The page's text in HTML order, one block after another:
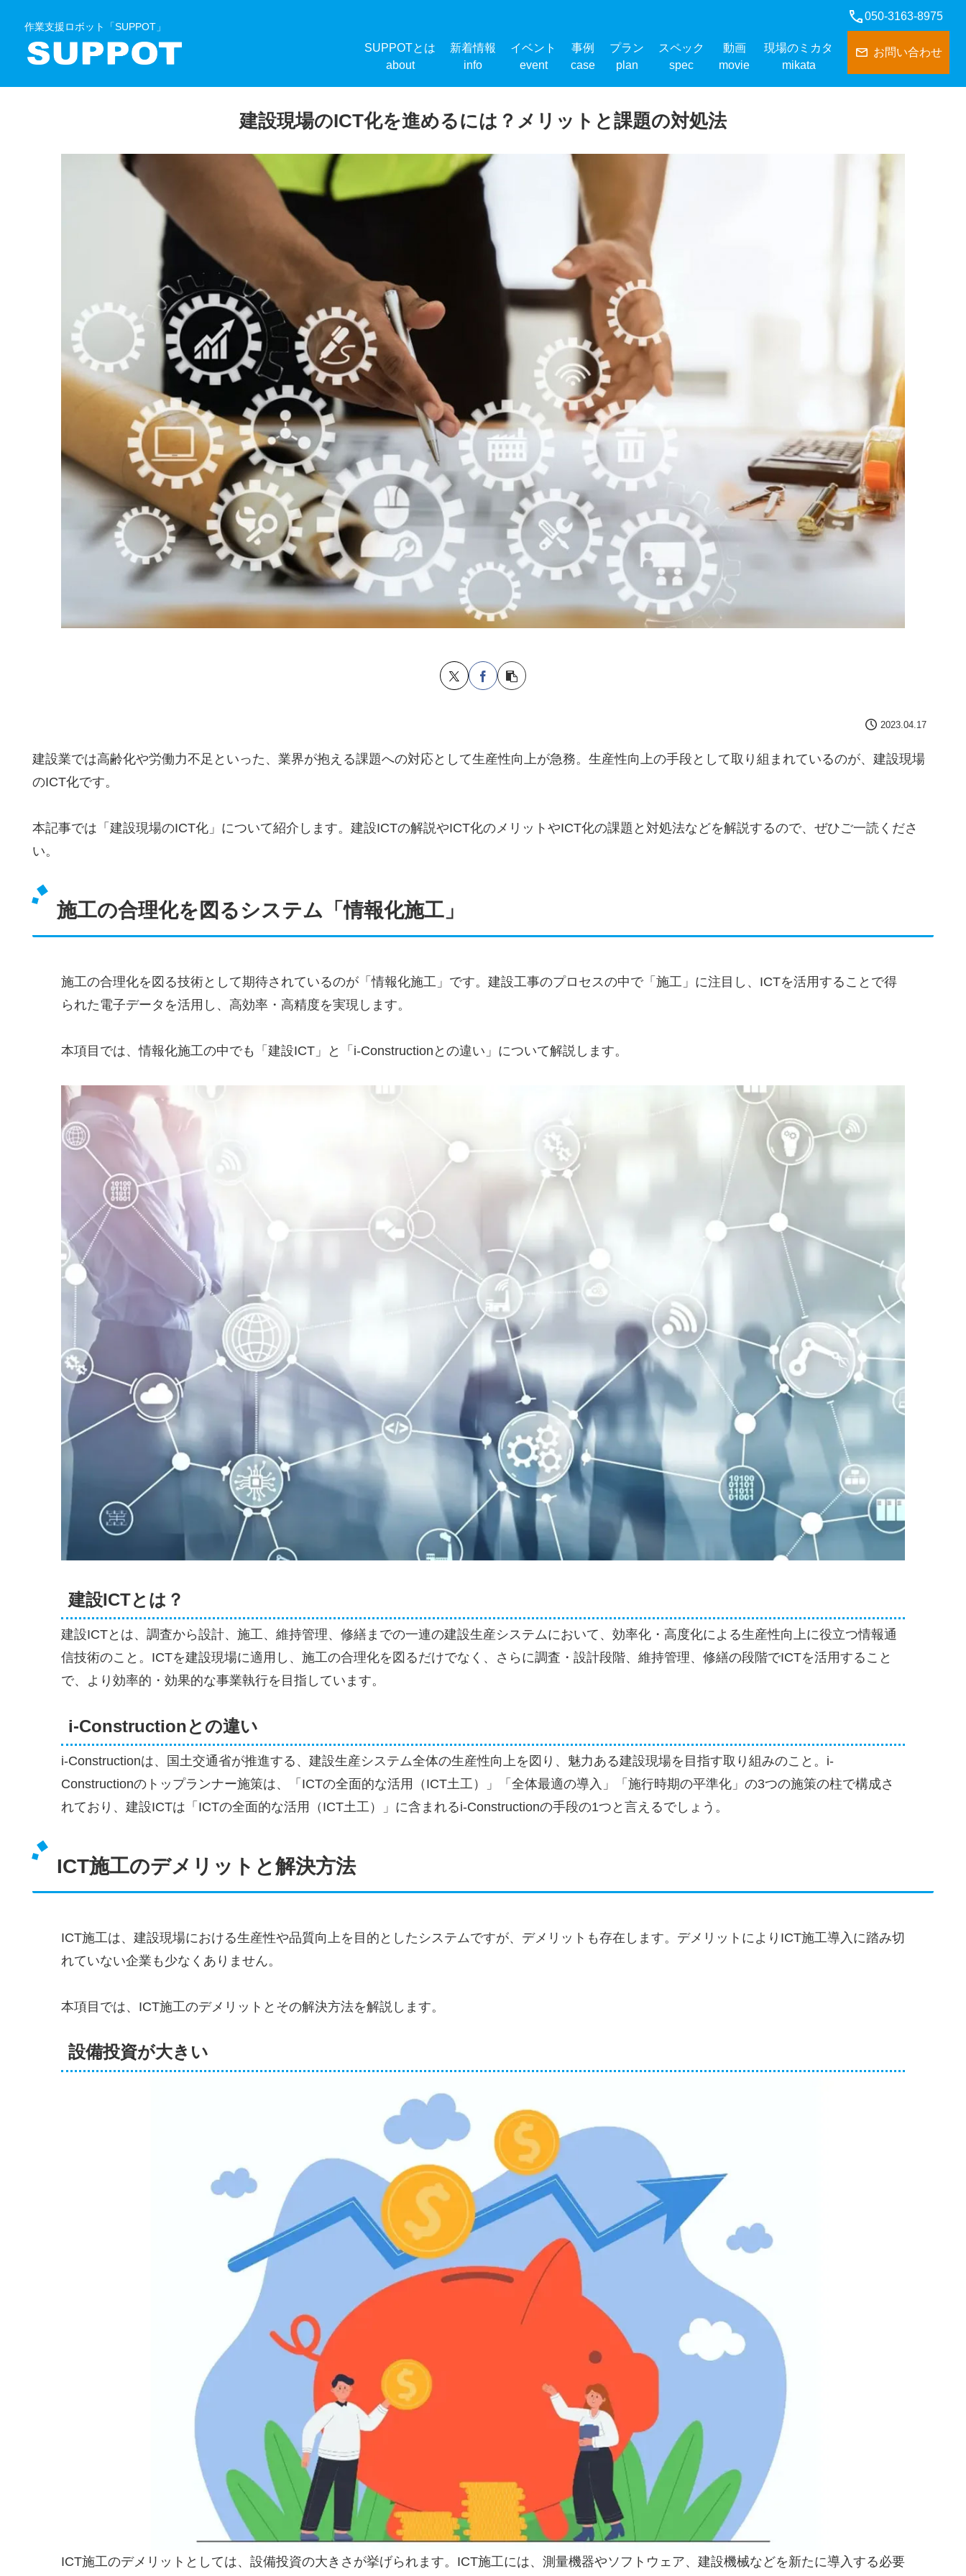
作業支援ロボット「SUPPOT」
SUPPOTとは
about
新着情報
info
イベント
event
事例
case
プラン
plan
スペック
spec
動画
movie
現場のミカタ
mikata
050-3163-8975
お問い合わせ
建設現場のICT化を進めるには？メリットと課題の対処法
2023.04.17
建設業では高齢化や労働力不足といった、業界が抱える課題への対応として生産性向上が急務。生産性向上の手段として取り組まれているのが、建設現場
のICT化です。
本記事では「建設現場のICT化」について紹介します。建設ICTの解説やICT化のメリットやICT化の課題と対処法などを解説するので、ぜひご一読くださ
い。
施工の合理化を図るシステム「情報化施工」
施工の合理化を図る技術として期待されているのが「情報化施工」です。建設工事のプロセスの中で「施工」に注目し、ICTを活用することで得
られた電子データを活用し、高効率・高精度を実現します。
本項目では、情報化施工の中でも「建設ICT」と「i-Constructionとの違い」について解説します。
建設ICTとは？
建設ICTとは、調査から設計、施工、維持管理、修繕までの一連の建設生産システムにおいて、効率化・高度化による生産性向上に役立つ情報通
信技術のこと。ICTを建設現場に適用し、施工の合理化を図るだけでなく、さらに調査・設計段階、維持管理、修繕の段階でICTを活用すること
で、より効率的・効果的な事業執行を目指しています。
i-Constructionとの違い
i-Constructionは、国土交通省が推進する、建設生産システム全体の生産性向上を図り、魅力ある建設現場を目指す取り組みのこと。i-
Constructionのトップランナー施策は、「ICTの全面的な活用（ICT土工）」「全体最適の導入」「施行時期の平準化」の3つの施策の柱で構成さ
れており、建設ICTは「ICTの全面的な活用（ICT土工）」に含まれるi-Constructionの手段の1つと言えるでしょう。
ICT施工のデメリットと解決方法
ICT施工は、建設現場における生産性や品質向上を目的としたシステムですが、デメリットも存在します。デメリットによりICT施工導入に踏み切
れていない企業も少なくありません。
本項目では、ICT施工のデメリットとその解決方法を解説します。
設備投資が大きい
ICT施工のデメリットとしては、設備投資の大きさが挙げられます。ICT施工には、測量機器やソフトウェア、建設機械などを新たに導入する必要